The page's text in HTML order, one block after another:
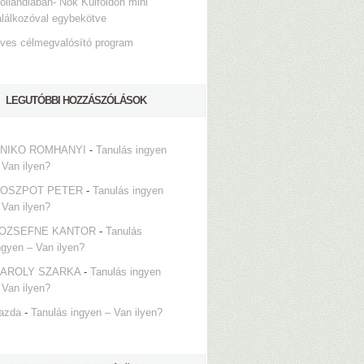
egybekötve
célmegvalósító program
LEGUTÓBBI HOZZÁSZÓLÁSOK
ROMHANYI - Tanulás ingyen
ilyen?
PETER - Tanulás ingyen
ilyen?
KANTOR - Tanulás
– Van ilyen?
SZARKA- Tanulás ingyen
ilyen?
- Tanulás ingyen – Van ilyen?